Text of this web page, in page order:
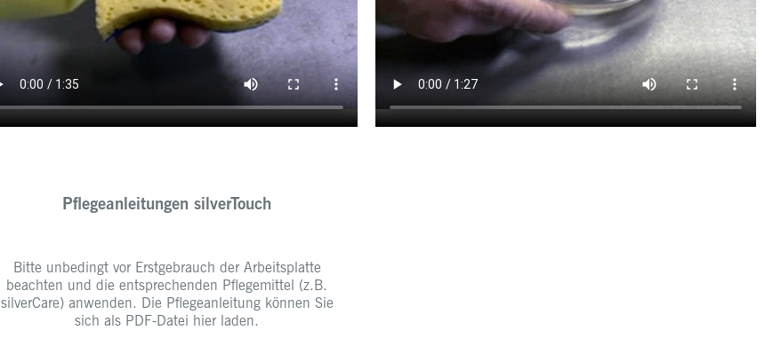
Pflegeanleitungen silverTouch
Bitte unbedingt vor Erstgebrauch der Arbeitsplatte
beachten und die entsprechenden Pflegemittel (z.B.
silverCare) anwenden. Die Pflegeanleitung können Sie
sich als PDF-Datei hier laden.